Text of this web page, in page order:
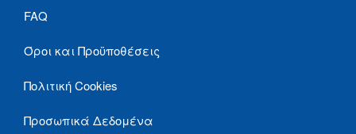
FAQ
Όροι και Προϋποθέσεις
Πολιτική Cookies
Προσωπικά Δεδομένα